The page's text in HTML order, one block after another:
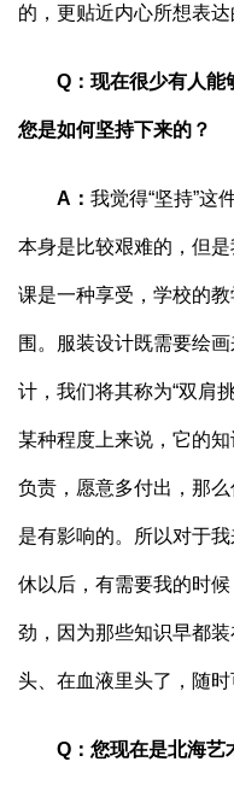
的，更贴近内心所想表达
Q ： 现在很少有人能
您是如何坚持下来的？
A ： 我觉得“坚持”这
本身是比较艰难的，但
课是一种享受，学校的
围。服装设计既需要绘
计，我们将其称为“双肩
某种程度上来说，它的
负责，愿意多付出，那
是有影响的。所以对于
休以后，有需要我的时
劲，因为那些知识早都
头、在血液里头了，随时
Q ： 您现在是北海艺